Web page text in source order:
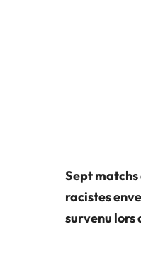
Sept matchs
racistes
survenu lors